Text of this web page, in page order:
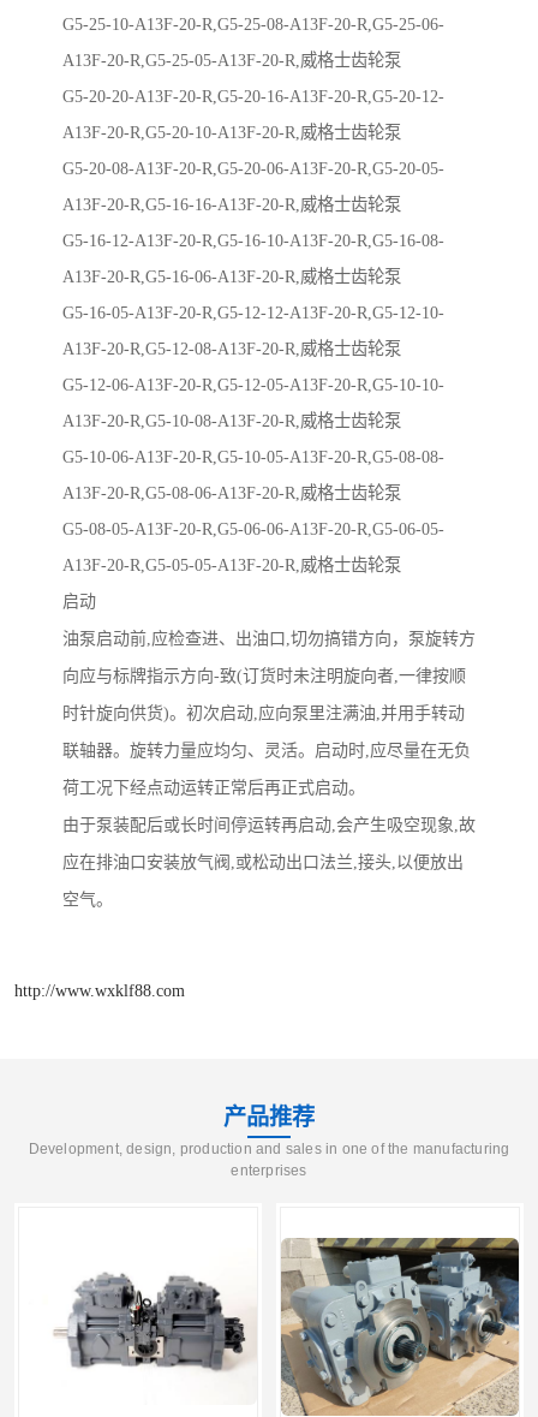
G5-25-10-A13F-20-R,G5-25-08-A13F-20-R,G5-25-06-
A13F-20-R,G5-25-05-A13F-20-R,威格士齿轮泵
G5-20-20-A13F-20-R,G5-20-16-A13F-20-R,G5-20-12-
A13F-20-R,G5-20-10-A13F-20-R,威格士齿轮泵
G5-20-08-A13F-20-R,G5-20-06-A13F-20-R,G5-20-05-
A13F-20-R,G5-16-16-A13F-20-R,威格士齿轮泵
G5-16-12-A13F-20-R,G5-16-10-A13F-20-R,G5-16-08-
A13F-20-R,G5-16-06-A13F-20-R,威格士齿轮泵
G5-16-05-A13F-20-R,G5-12-12-A13F-20-R,G5-12-10-
A13F-20-R,G5-12-08-A13F-20-R,威格士齿轮泵
G5-12-06-A13F-20-R,G5-12-05-A13F-20-R,G5-10-10-
A13F-20-R,G5-10-08-A13F-20-R,威格士齿轮泵
G5-10-06-A13F-20-R,G5-10-05-A13F-20-R,G5-08-08-
A13F-20-R,G5-08-06-A13F-20-R,威格士齿轮泵
G5-08-05-A13F-20-R,G5-06-06-A13F-20-R,G5-06-05-
A13F-20-R,G5-05-05-A13F-20-R,威格士齿轮泵
启动
油泵启动前,应检查进、出油口,切勿搞错方向，泵旋转方
向应与标牌指示方向-致(订货时未注明旋向者,一律按顺
时针旋向供货)。初次启动,应向泵里注满油,并用手转动
联轴器。旋转力量应均匀、灵活。启动时,应尽量在无负
荷工况下经点动运转正常后再正式启动。
由于泵装配后或长时间停运转再启动,会产生吸空现象,故
应在排油口安装放气阀,或松动出口法兰,接头,以便放出
空气。
http://www.wxklf88.com
产品推荐
Development, design, production and sales in one of the manufacturing
enterprises